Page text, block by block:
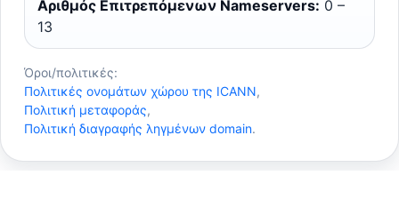
Αριθμός Επιτρεπόμενων Nameservers: 0 –
13
Όροι/πολιτικές:
Πολιτικές ονομάτων χώρου της ICANN,
Πολιτική μεταφοράς,
Πολιτική διαγραφής ληγμένων domain.